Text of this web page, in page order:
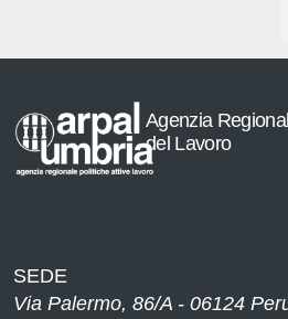
button
Agenzia
del Lavoro
SEDE
Via Palermo, 86/A - 06124